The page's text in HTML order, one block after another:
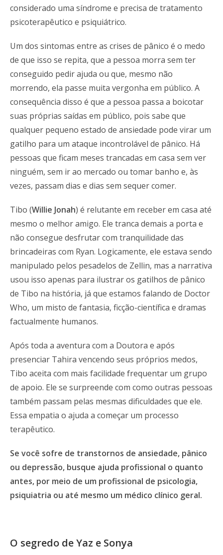
considerado uma síndrome e precisa de tratamento
psicoterapêutico e psiquiátrico.
Um dos sintomas entre as crises de pânico é o medo
de que isso se repita, que a pessoa morra sem ter
conseguido pedir ajuda ou que, mesmo não
morrendo, ela passe muita vergonha em público. A
consequência disso é que a pessoa passa a boicotar
suas próprias saídas em público, pois sabe que
qualquer pequeno estado de ansiedade pode virar um
gatilho para um ataque incontrolável de pânico. Há
pessoas que ficam meses trancadas em casa sem ver
ninguém, sem ir ao mercado ou tomar banho e, às
vezes, passam dias e dias sem sequer comer.
Tibo (Willie Jonah) é relutante em receber em casa até
mesmo o melhor amigo. Ele tranca demais a porta e
não consegue desfrutar com tranquilidade das
brincadeiras com Ryan. Logicamente, ele estava sendo
manipulado pelos pesadelos de Zellin, mas a narrativa
usou isso apenas para ilustrar os gatilhos de pânico
de Tibo na história, já que estamos falando de Doctor
Who, um misto de fantasia, ficção-científica e dramas
factualmente humanos.
Após toda a aventura com a Doutora e após
presenciar Tahira vencendo seus próprios medos,
Tibo aceita com mais facilidade frequentar um grupo
de apoio. Ele se surpreende com como outras pessoas
também passam pelas mesmas dificuldades que ele.
Essa empatia o ajuda a começar um processo
terapêutico.
Se você sofre de transtornos de ansiedade, pânico
ou depressão, busque ajuda profissional o quanto
antes, por meio de um profissional de psicologia,
psiquiatria ou até mesmo um médico clínico geral.
O segredo de Yaz e Sonya